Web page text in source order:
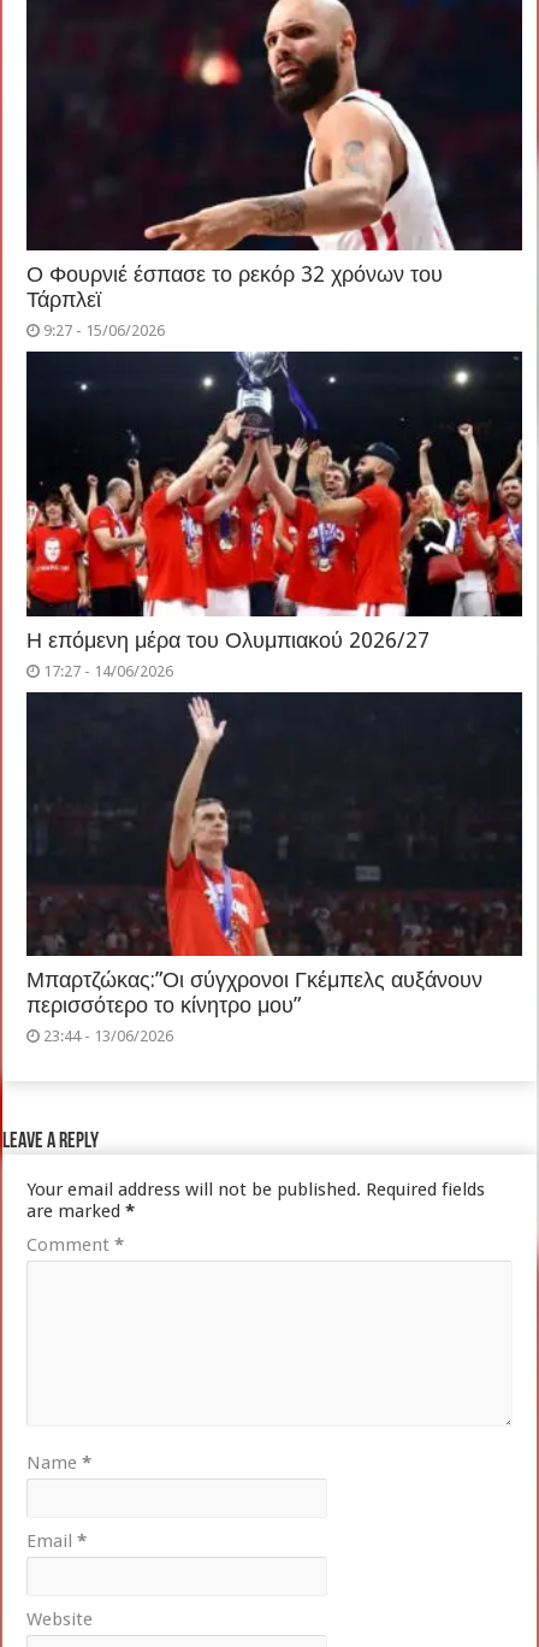
Ο Φουρνιέ έσπασε το ρεκόρ 32 χρόνων του
Τάρπλεϊ
9:27 - 15/06/2026
Η επόμενη μέρα του Ολυμπιακού 2026/27
17:27 - 14/06/2026
Μπαρτζώκας:”Οι σύγχρονοι Γκέμπελς αυξάνουν
περισσότερο το κίνητρο μου”
23:44 - 13/06/2026
Leave a Reply
Your email address will not be published. Required fields
are marked*
Comment*
Name*
Email*
Website